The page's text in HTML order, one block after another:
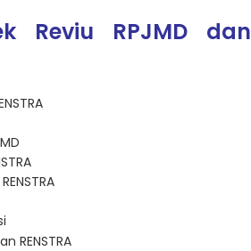
Reviu RPJMD dan